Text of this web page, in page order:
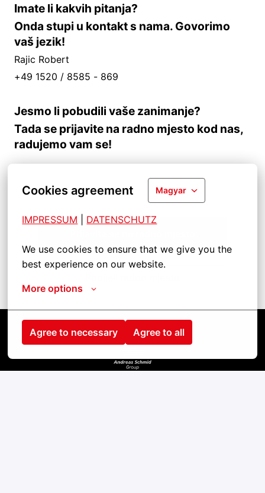
Cookies agreement Magyar
IMPRESSUM DATENSCHUTZ
We use cookies to ensure that we give you the
best experience on our website.
More options
Agree to necessary Agree to all
Imate li kakvih pitanja?
Onda stupi u kontakt s nama. Govorimo
vaš jezik!
Rajic Robert
+49 1520 / 8585 - 869
Jesmo li pobudili vaše zanimanje?
Tada se prijavite na radno mjesto kod nas,
radujemo vam se!
Kezdőlap